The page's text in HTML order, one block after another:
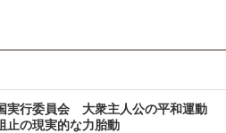
実行委員会 大衆主人公の平和運動
の現実的な力胎動